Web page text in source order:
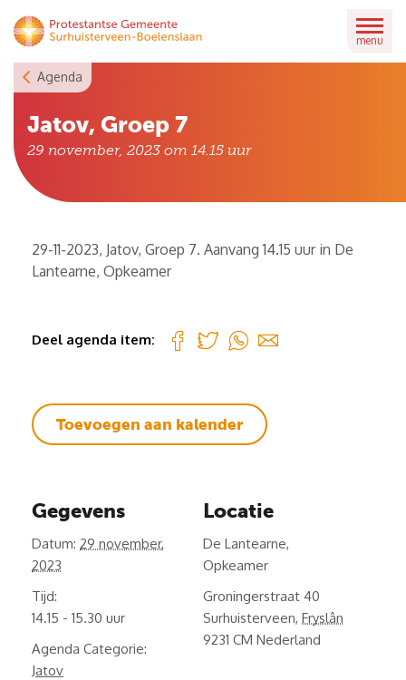
Skip
to
menu
Agenda
Jatov, Groep 7
29 november, 2023 om 14.15 uur
29-11-2023, Jatov, Groep 7. Aanvang 14.15 uur in De
Lantearne, Opkeamer
Deel agenda item:
Toevoegen aan kalender
Gegevens
Datum: 29 november,
2023
Tijd:
14.15 - 15.30
Agenda Categorie:
Jatov
Locatie
De Lantearne,
Opkeamer
Groningerstraat 40
Surhuisterveen, Fryslân
9231 CM Nederland